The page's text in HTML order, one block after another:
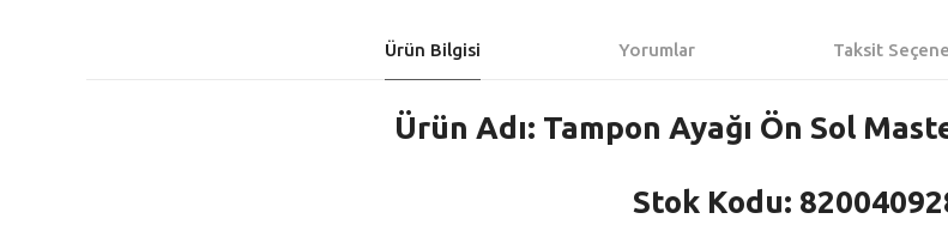
Ürün Bilgisi Yorumlar Taksit
Ürün Adı: Tampon Ayağı Ön Sol
Stok Kodu: